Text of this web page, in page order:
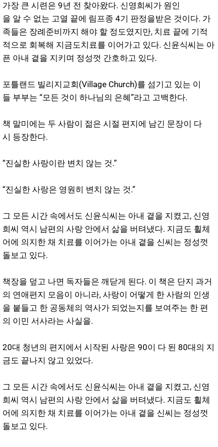
가장 큰 시련은 9년 전 찾아왔다. 신영희씨가 원인
을 알 수 없는 고열 끝에 림프종 4기 판정을받은 것이다. 가
족들은 장례 준비까지 해야 할 정도였지만, 치료 끝에 기적
적으로 회복해 지금도치료를 이어가고 있다. 신윤식씨는 아
픈 아내 곁을 지키며 정성껏 간호하고 있다.
포틀랜드 빌리지교회(Village Church)를 섬기고 있는 이
들 부부는 “모든 것이 하나님의 은혜”라고 고백한다.
책 말미에는 두 사람이 젊은 시절 편지에 남긴 문장이 다
시 등장한다.
“진실한 사랑이란 변치 않는 것.”
“진실한 사랑은 영원히 변치 않는 것.”
그 모든 시간 속에서도 신윤식씨는 아내 곁을 지켰고, 신영
희씨 역시 남편의 사랑 안에서 삶을 버텨냈다. 지금도 휠체
어에 의지한 채 치료를 이어가는 아내 곁을 신씨는 정성껏
돌보고 있다.
책장을 덮고 나면 독자들은 깨닫게 된다. 이 책은 단지 과거
의 연애편지 모음이 아니라, 사랑이 어떻게 한 사람의 인생
을 붙들고 한 공동체의 역사가 되었는지를 보여주는 한 편
의 이민 서사라는 사실을.
20대 청년의 편지에서 시작된 사랑은 90이 다 된 80대의 지
금도 끝나지 않고 있었다.
그 모든 시간 속에서도 신윤식씨는 아내 곁을 지켰고, 신영
희씨 역시 남편의 사랑 안에서 삶을 버텨냈다. 지금도 휠체
어에 의지한 채 치료를 이어가는 아내 곁을 신씨는 정성껏
돌보고 있다.